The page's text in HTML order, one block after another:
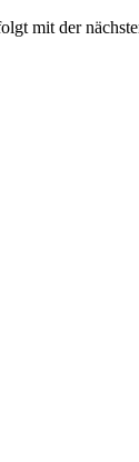
mit der